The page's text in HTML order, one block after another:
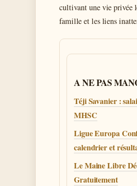
cultivant une vie privée
famille et les liens
A NE PAS
Téji Savanier :
MHSC
Ligue Europa
calendrier et
Le Maine Libre
Gratuitement